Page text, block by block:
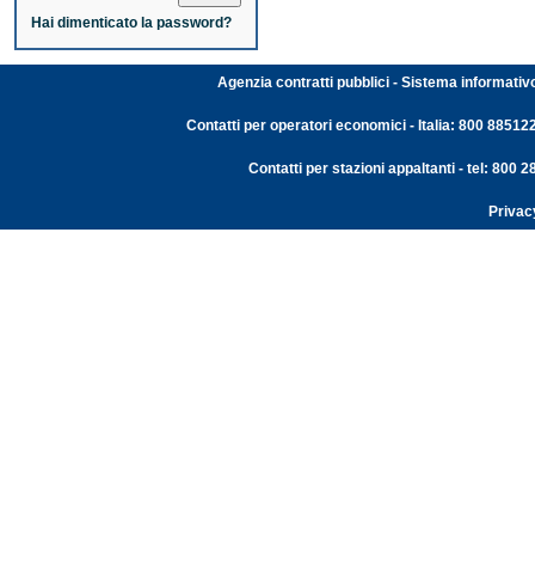
Hai dimenticato la password?
Agenzia contratti pubblici - Sistema
Contatti per operatori economici - Italia: 800
Contatti per stazioni appaltanti - tel: 800